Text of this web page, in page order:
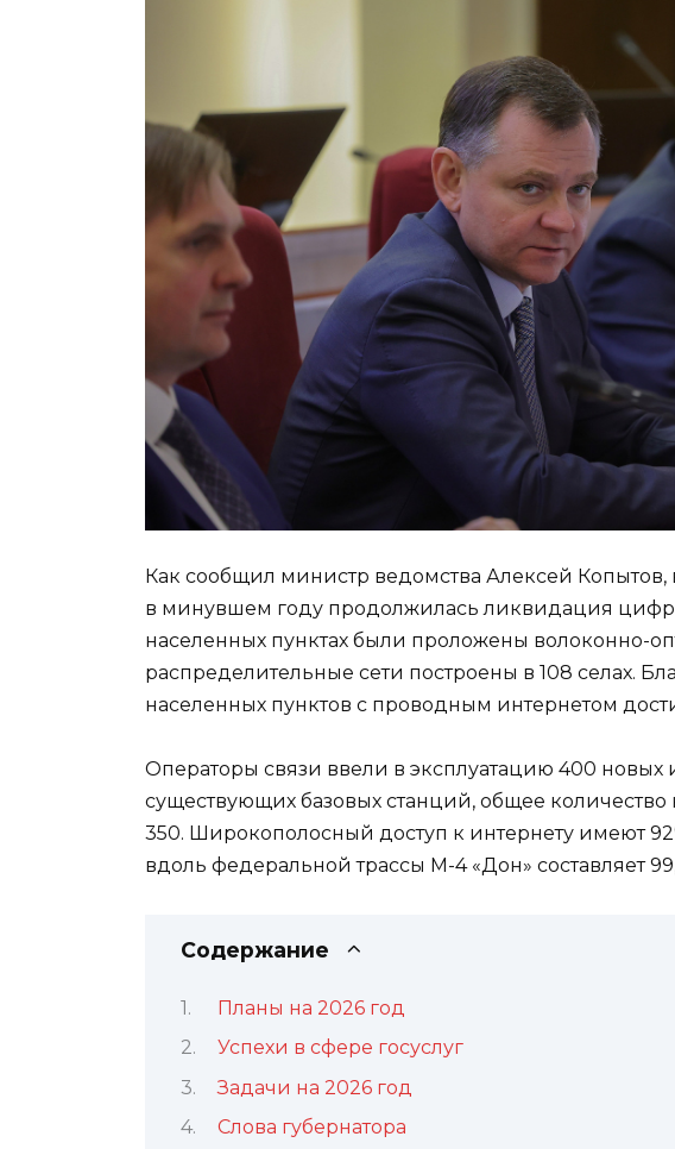
Как сообщил министр ведомства Алексей
в минувшем году продолжилась ликвидация
населенных пунктах были проложены волоконно-
распределительные сети построены в 108 селах.
населенных пунктов с проводным интернетом
Операторы связи ввели в эксплуатацию 400
существующих базовых станций, общее количество
350. Широкополосный доступ к интернету имеют
вдоль федеральной трассы М-4 «Дон» составляет
Содержание
Планы на 2026 год
Успехи в сфере госуслуг
Задачи на 2026 год
Слова губернатора